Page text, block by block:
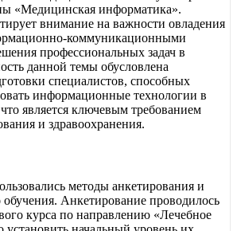
«Медицинская информатика».
внимание на важности овладения
коммуникационными
профессиональных задач в
данной темы обусловлена
специалистов, способных
информационные технологии в
является ключевым требованием
и здравоохранения.
методы анкетирования и
обучения. Анкетирование проводилось
курса по направлению «Лечебное